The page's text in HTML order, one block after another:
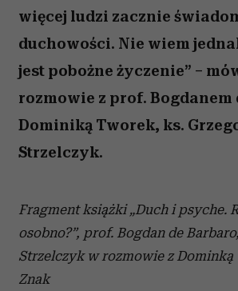
więcej ludzi zacznie
duchowości. Nie wiem
jest pobożne życzenie” –
rozmowie z prof. Bogdanem
Dominiką Tworek, ks.
Strzelczyk.
Fragment książki „Duch i psyche.
osobno?”, prof. Bogdan de
Strzelczyk w rozmowie z
Znak